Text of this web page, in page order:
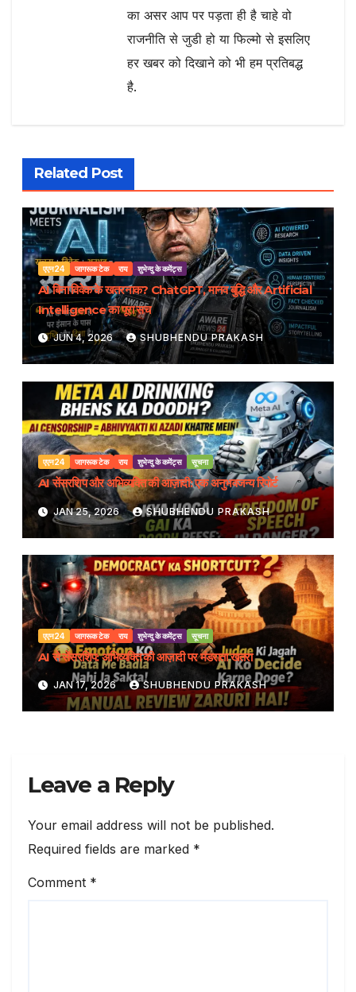
का असर आप पर पड़ता ही है चाहे वो
राजनीति से जुडी हो या फिल्मो से इसलिए
हर खबर को दिखाने को भी हम प्रतिबद्ध
है.
Related Post
एएन24 जागरूक टेक राय शुभेन्दु के कमेंट्स
AI बिना विवेक के खतरनाक? ChatGPT, मानव बुद्धि और Artificial
Intelligence का पूरा सच
JUN 4, 2026 SHUBHENDU PRAKASH
एएन24 जागरूक टेक राय शुभेन्दु के कमेंट्स सूचना
AI सेंसरशिप और अभिव्यक्ति की आज़ादी: एक अनुभवजन्य रिपोर्ट
JAN 25, 2026 SHUBHENDU PRAKASH
एएन24 जागरूक टेक राय शुभेन्दु के कमेंट्स सूचना
AI से सेंसरशिप: अभिव्यक्ति की आज़ादी पर मंडराता खतरा
JAN 17, 2026 SHUBHENDU PRAKASH
Leave a Reply
Your email address will not be published.
Required fields are marked *
Comment *